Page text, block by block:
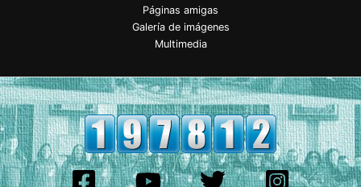
Páginas amigas
Galería de imágenes
Multimedia